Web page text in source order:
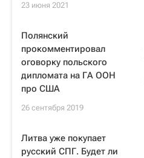
23 июня 2021
Полянский
прокомментировал
оговорку польского
дипломата на ГА ООН
про США
26 сентября 2019
Литва уже покупает
русский СПГ. Будет ли